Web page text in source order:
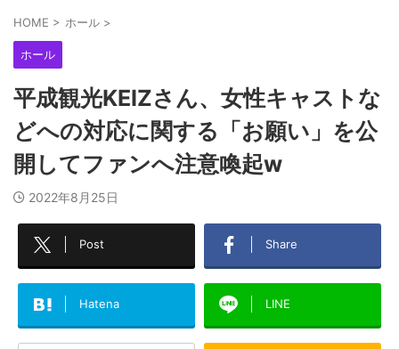
HOME > ホール >
ホール
平成観光KEIZさん、女性キャストな
どへの対応に関する「お願い」を公
開してファンへ注意喚起w
2022年8月25日
Post Share
Hatena LINE